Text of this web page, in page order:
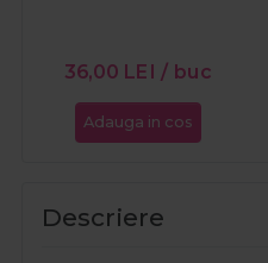
36,00 LEI / buc
Adauga in cos
Descriere